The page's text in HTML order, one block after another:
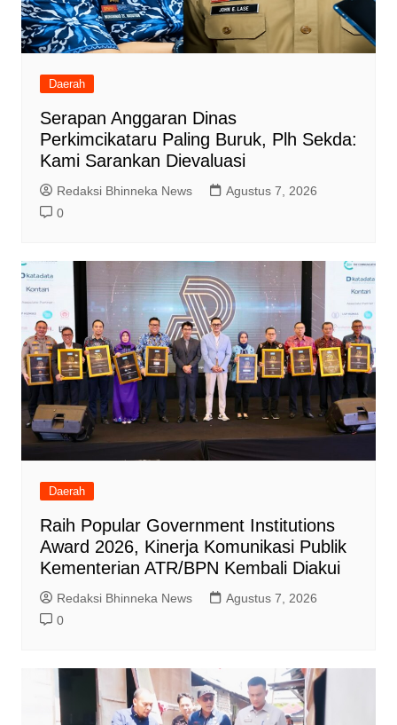
Daerah
Serapan Anggaran Dinas
Perkimcikataru Paling Buruk, Plh Sekda:
Kami Sarankan Dievaluasi
Redaksi Bhinneka News
Agustus 7, 2026
0
Daerah
Raih Popular Government Institutions
Award 2026, Kinerja Komunikasi Publik
Kementerian ATR/BPN Kembali Diakui
Redaksi Bhinneka News
Agustus 7, 2026
0